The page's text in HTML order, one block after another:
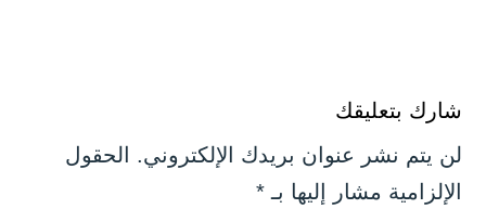
شارك بتعليقك
لن يتم نشر عنوان بريدك الإلكتروني. الحقول
الإلزامية مشار إليها بـ *